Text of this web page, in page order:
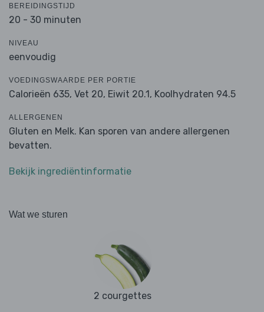
BEREIDINGSTIJD
20 - 30 minuten
NIVEAU
eenvoudig
VOEDINGSWAARDE PER PORTIE
Calorieën 635, Vet 20, Eiwit 20.1, Koolhydraten 94.5
ALLERGENEN
Gluten en Melk. Kan sporen van andere allergenen
bevatten.
Bekijk ingrediëntinformatie
Wat we sturen
2 courgettes